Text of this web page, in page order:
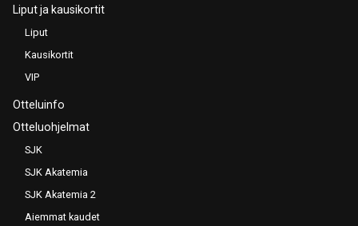
Liput ja kausikortit
Liput
Kausikortit
VIP
Otteluinfo
Otteluohjelmat
SJK
SJK Akatemia
SJK Akatemia 2
Aiemmat kaudet